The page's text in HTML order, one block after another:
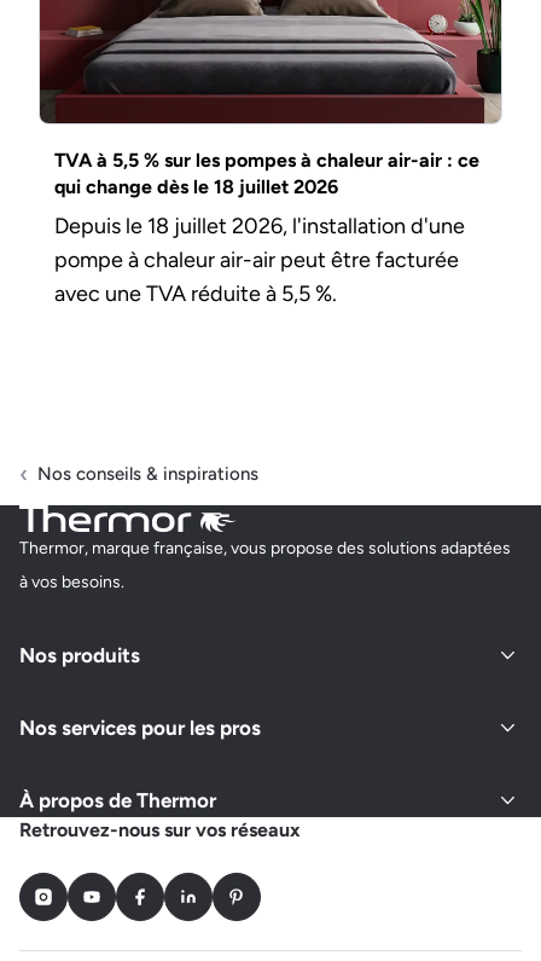
TVA à 5,5 % sur les pompes à chaleur air-air : ce
qui change dès le 18 juillet 2026
Depuis le 18 juillet 2026, l'installation d'une
pompe à chaleur air-air peut être facturée
avec une TVA réduite à 5,5 %.
Nos conseils & inspirations
Thermor, marque française, vous propose des solutions adaptées
à vos besoins.
Nos produits
Nos services pour les pros
À propos de Thermor
Retrouvez-nous sur vos réseaux
InstagramYoutubeFacebookLinkedInPinterest